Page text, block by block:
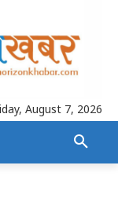
August 7, 2026